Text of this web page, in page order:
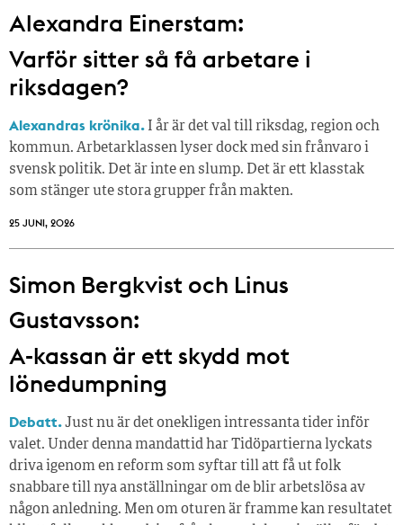
Alexandra Einerstam:
Varför sitter så få ­arbetare i
riksdagen?
Alexandras krönika. I år är det val till riksdag, region och
kommun. Arbetarklassen lyser dock med sin frånvaro i
svensk politik. Det är inte en slump. Det är ett klasstak
som stänger ute stora grupper från makt­en.
25 JUNI, 2026
Simon Bergkvist och Linus
Gustavsson:
A-kassan är ett skydd mot
lönedumpning
Debatt.Just nu är det onekligen intressanta tider inför
valet. Under denna mandattid har Tidöpartierna lyckats
driva igenom en reform som syftar till att få ut folk
snabbare till nya anställningar om de blir arbetslösa av
någon anledning. Men om oturen är framme kan resultatet